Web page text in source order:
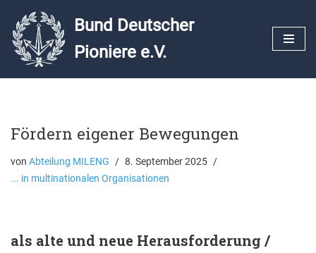
Zum
Inhalt
Bund Deutscher
Pioniere e.V.
Fördern eigener Bewegungen
von Abteilung MILENG
8. September 2025
... in multinationalen Organisationen
als alte und neue Herausforderung /